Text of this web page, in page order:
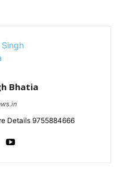
Bhatia
Details 9755884666